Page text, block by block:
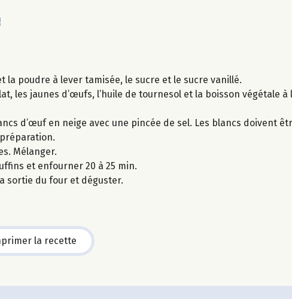
la poudre à lever tamisée, le sucre et le sucre vanillé.
les jaunes d’œufs, l’huile de tournesol et la boisson végétale à
d’œuf en neige avec une pincée de sel. Les blancs doivent
Mélanger.
et enfourner 20 à 25 min.
sortie du four et déguster.
la recette